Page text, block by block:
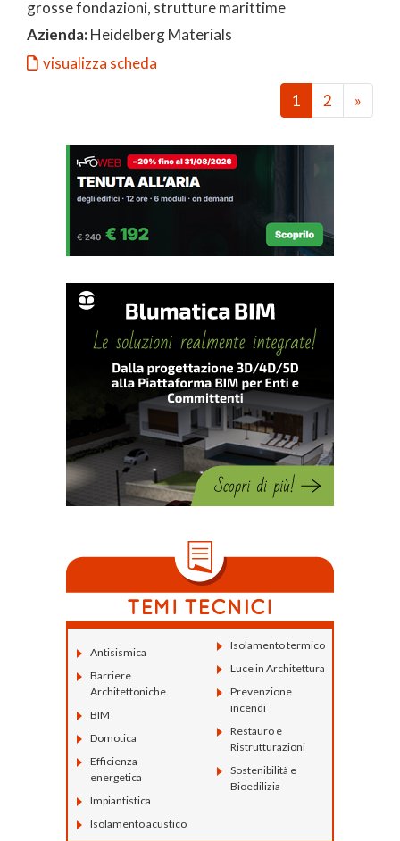
grosse fondazioni, strutture marittime
Azienda:Heidelberg Materials
visualizza scheda
1
2 »
Antisismica
Barriere
Architettoniche
BIM
Domotica
Efficienza
energetica
Impiantistica
Isolamento acustico
Isolamento termico
Luce in Architettura
Prevenzione
incendi
Restauro e
Ristrutturazioni
Sostenibilità e
Bioedilizia